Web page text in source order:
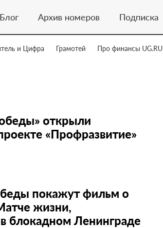
Блог Архив номеров Подписка
и Цифра Грамотей Про финансы UG.RU
открыли
«Профразвитие»
покажут фильм о
жизни,
блокадном Ленинграде